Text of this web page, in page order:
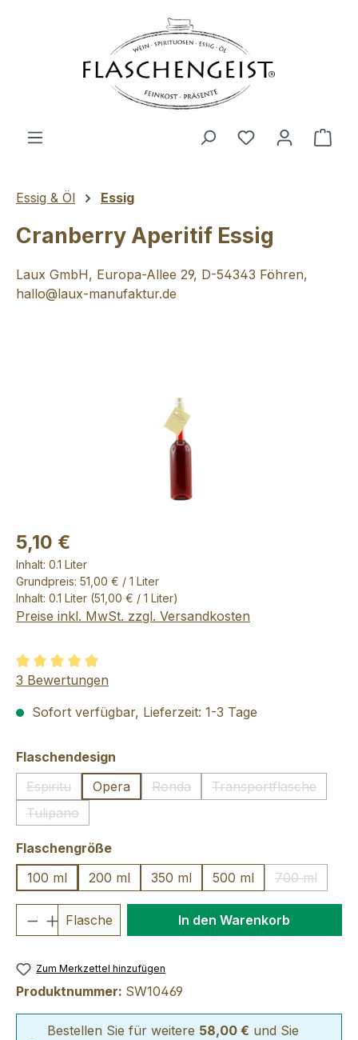
Du hast 0
Essig & Öl Essig
Cranberry Aperitif Essig
Laux GmbH, Europa-Allee 29, D-54343 Föhren,
hallo@laux-manufaktur.de
5,10 €
Inhalt: 0.1 Liter
Grundpreis: 51,00 € / 1 Liter
Inhalt: 0.1 Liter (51,00 € / 1 Liter)
Preise inkl. MwSt. zzgl. Versandkosten
Durchschnittliche Bewertung von 5 von 5 Sternen
3 Bewertungen
Sofort verfügbar, Lieferzeit: 1-3 Tage
Flaschendesign
Espiritu
(Diese Option ist zurzeit nicht verfügbar.)
Opera Ronda
(Diese Option ist zurzeit nicht
Transportflasche
(Diese Option ist
Tulipano
(Diese Option ist zurzeit nicht verfügbar.)
Flaschengrößeauswählen
100 ml
200 ml 350 ml 500 ml 700 ml
(Diese
Produkt Anzahl: Gib den
Flasche In den Warenkorb
Zum Merkzettel hinzufügen
Produktnummer: SW10469
Bestellen Sie für weitere 58,00 € und Sie